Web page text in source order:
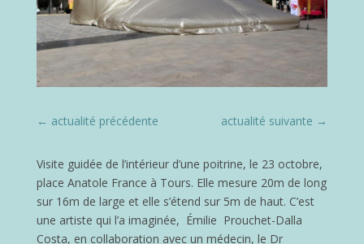
← actualité précédente actualité suivante →
Visite guidée de l’intérieur d’une poitrine, le 23 octobre,
place Anatole France à Tours. Elle mesure 20m de long
sur 16m de large et elle s’étend sur 5m de haut. C’est
une artiste qui l’a imaginée, Émilie Prouchet-Dalla
Costa, en collaboration avec un médecin, le Dr